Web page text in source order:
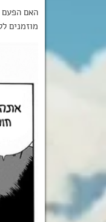
האם הפעם
מוזמנים